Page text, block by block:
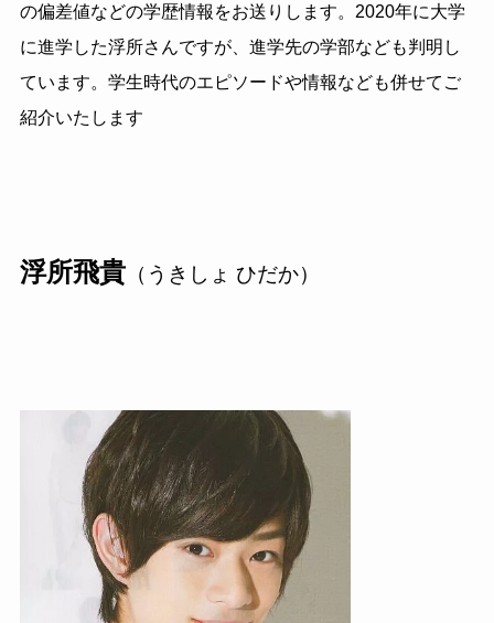
の偏差値などの学歴情報をお送りします。2020年に大学
に進学した浮所さんですが、進学先の学部なども判明し
ています。学生時代のエピソードや情報なども併せてご
紹介いたします
浮所飛貴（うきしょ ひだか）